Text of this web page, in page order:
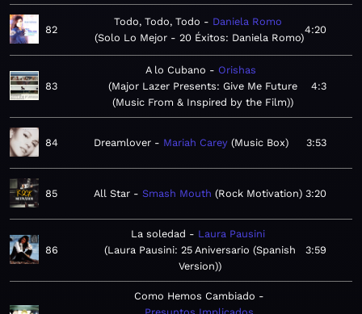
82
Todo, Todo, Todo
Daniela Romo
Solo Lo Mejor - 20 Éxitos: Daniela Romo
4:20
83
A lo Cubano
Orishas
Major Lazer Presents: Give Me Future
(Music From & Inspired by the Film)
4:3
84 Dreamlover Mariah Carey Music Box 3:53
85 All Star Smash Mouth Rock Motivation 3:20
86
La soledad
Laura Pausini
Laura Pausini: 25 Aniversario (Spanish
Version)
3:59
Como Hemos Cambiado